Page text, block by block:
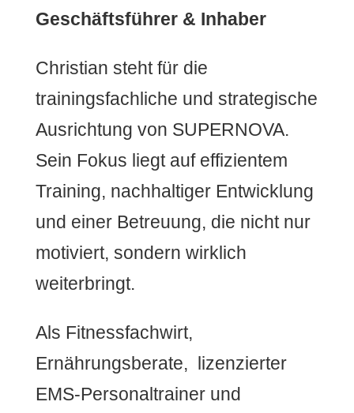
Geschäftsführer & Inhaber
Christian steht für die
trainingsfachliche und strategische
Ausrichtung von SUPERNOVA.
Sein Fokus liegt auf effizientem
Training, nachhaltiger Entwicklung
und einer Betreuung, die nicht nur
motiviert, sondern wirklich
weiterbringt.
Als Fitnessfachwirt,
Ernährungsberate, lizenzierter
EMS-Personaltrainer und